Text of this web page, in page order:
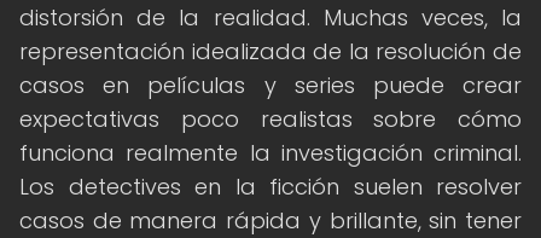
distorsión de la realidad. Muchas veces, la
representación idealizada de la resolución de
casos en películas y series puede crear
expectativas poco realistas sobre cómo
funciona realmente la investigación criminal.
Los detectives en la ficción suelen resolver
casos de manera rápida y brillante, sin tener